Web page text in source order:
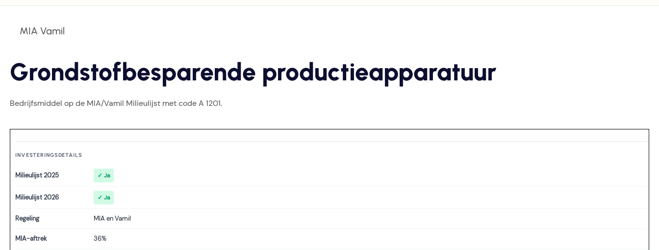
MIA Vamil
Grondstofbesparende productieapparatuur
Bedrijfsmiddel op de MIA/Vamil Milieulijst met code A 1201.
INVESTERINGSDETAILS
Milieulijst 2025 ✓ Ja
Milieulijst 2026 ✓ Ja
Regeling MIA en Vamil
MIA-aftrek 36%